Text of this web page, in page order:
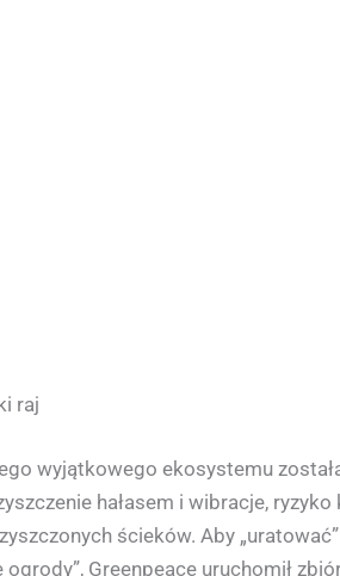
raj
wyjątkowego ekosystemu
hałasem i wibracje,
ścieków. Aby
Greenpeace uruchomił